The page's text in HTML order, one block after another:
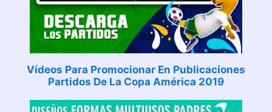
Vídeos Para Promocionar En Publicaciones
Partidos De La Copa América 2019